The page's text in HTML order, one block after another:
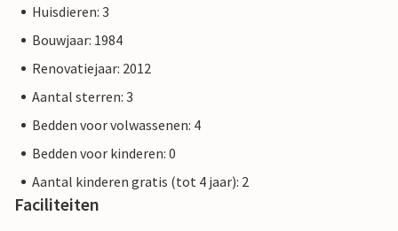
Huisdieren: 3
Bouwjaar: 1984
Renovatiejaar: 2012
Aantal sterren: 3
Bedden voor volwassenen: 4
Bedden voor kinderen: 0
Aantal kinderen gratis (tot 4 jaar): 2
Faciliteiten